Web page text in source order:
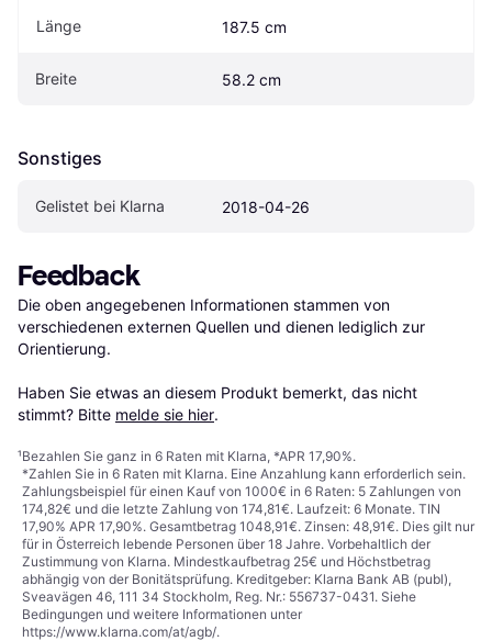
Länge 187.5 cm
Breite 58.2 cm
Sonstiges
Gelistet bei Klarna 2018-04-26
Feedback
Die oben angegebenen Informationen stammen von
verschiedenen externen Quellen und dienen lediglich zur
Orientierung.
Haben Sie etwas an diesem Produkt bemerkt, das nicht
stimmt? Bitte melde sie hier.
¹Bezahlen Sie ganz in 6 Raten mit Klarna, *APR 17,90%.
*Zahlen Sie in 6 Raten mit Klarna. Eine Anzahlung kann erforderlich sein.
Zahlungsbeispiel für einen Kauf von 1000€ in 6 Raten: 5 Zahlungen von
174,82€ und die letzte Zahlung von 174,81€. Laufzeit: 6 Monate. TIN
17,90% APR 17,90%. Gesamtbetrag 1048,91€. Zinsen: 48,91€. Dies gilt nur
für in Österreich lebende Personen über 18 Jahre. Vorbehaltlich der
Zustimmung von Klarna. Mindestkaufbetrag 25€ und Höchstbetrag
abhängig von der Bonitätsprüfung. Kreditgeber: Klarna Bank AB (publ),
Sveavägen 46, 111 34 Stockholm, Reg. Nr.: 556737-0431. Siehe
Bedingungen und weitere Informationen unter
https://www.klarna.com/at/agb/.